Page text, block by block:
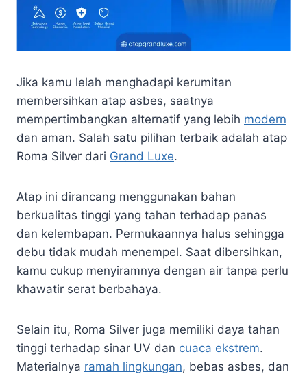
Jika kamu lelah menghadapi kerumitan
membersihkan atap asbes, saatnya
mempertimbangkan alternatif yang lebih modern
dan aman. Salah satu pilihan terbaik adalah atap
Roma Silver dari Grand Luxe.
Atap ini dirancang menggunakan bahan
berkualitas tinggi yang tahan terhadap panas
dan kelembapan. Permukaannya halus sehingga
debu tidak mudah menempel. Saat dibersihkan,
kamu cukup menyiramnya dengan air tanpa perlu
khawatir serat berbahaya.
Selain itu, Roma Silver juga memiliki daya tahan
tinggi terhadap sinar UV dan cuaca ekstrem.
Materialnya ramah lingkungan, bebas asbes, dan